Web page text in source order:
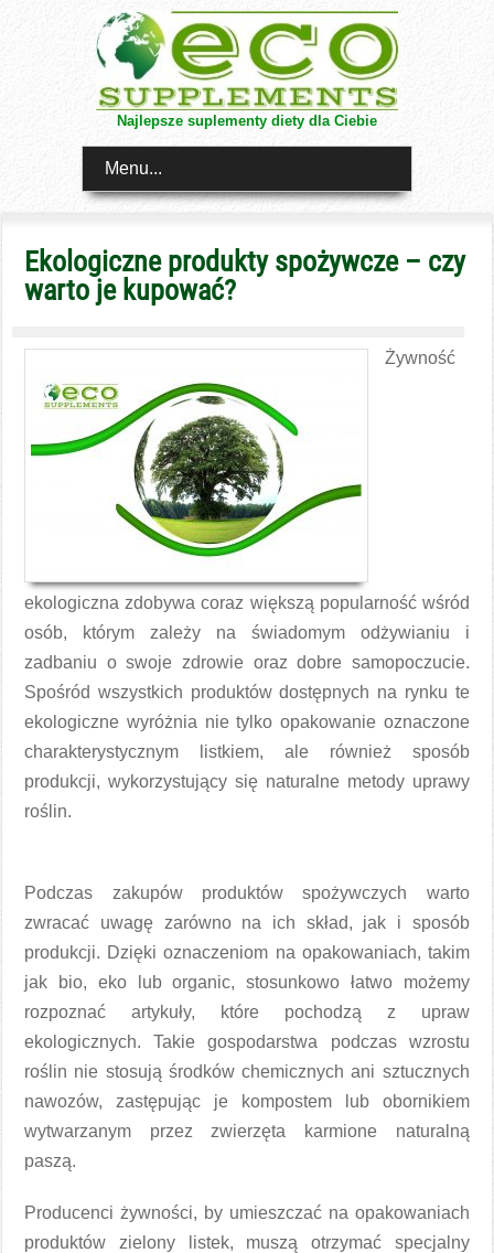
Najlepsze suplementy diety dla Ciebie
Menu...
Ekologiczne produkty spożywcze – czy
warto je kupować?
Żywność
ekologiczna zdobywa coraz większą popularność wśród
osób, którym zależy na świadomym odżywianiu i
zadbaniu o swoje zdrowie oraz dobre samopoczucie.
Spośród wszystkich produktów dostępnych na rynku te
ekologiczne wyróżnia nie tylko opakowanie oznaczone
charakterystycznym listkiem, ale również sposób
produkcji, wykorzystujący się naturalne metody uprawy
roślin.
Podczas zakupów produktów spożywczych warto
zwracać uwagę zarówno na ich skład, jak i sposób
produkcji. Dzięki oznaczeniom na opakowaniach, takim
jak bio, eko lub organic, stosunkowo łatwo możemy
rozpoznać artykuły, które pochodzą z upraw
ekologicznych. Takie gospodarstwa podczas wzrostu
roślin nie stosują środków chemicznych ani sztucznych
nawozów, zastępując je kompostem lub obornikiem
wytwarzanym przez zwierzęta karmione naturalną
paszą.
Producenci żywności, by umieszczać na opakowaniach
produktów zielony listek, muszą otrzymać specjalny